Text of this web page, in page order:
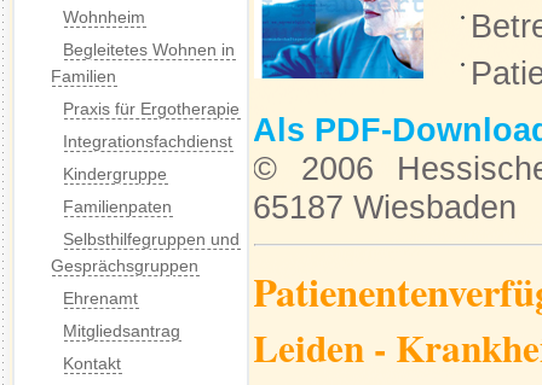
Als PDF-
© 2006
65187 Wiesbaden
Leiden -
Wohnheim
Begleitetes Wohnen in
Familien
Praxis für Ergotherapie
Integrationsfachdienst
Kindergruppe
Familienpaten
Selbsthilfegruppen und
Gesprächsgruppen
Ehrenamt
Mitgliedsantrag
Kontakt